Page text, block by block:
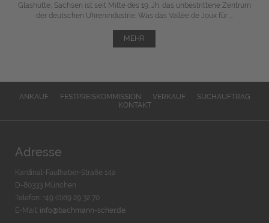
Glashütte, Sachsen ist seit Mitte des 19. Jh. das unbestrittene Zentrum
der deutschen Uhrenindustrie. Was das Vallée de Joux für ...
MEHR
ANKAUF FESTPREISKOMMISSION VERKAUF
SUCHAUFTRAG
KONTAKT
Adresse
Kardinal-Faulhaber-Straße 14a
D-80333 München
Telefon: +49 (0)89 29 32 70
E-Mail: info@bachmann-scher.de